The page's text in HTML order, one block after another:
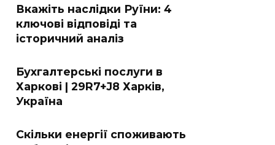
Вкажіть наслідки Руїни: 4
ключові відповіді та
історичний аналіз
Бухгалтерські послуги в
Харкові | 29R7+J8 Харків,
Україна
Скільки енергії споживають